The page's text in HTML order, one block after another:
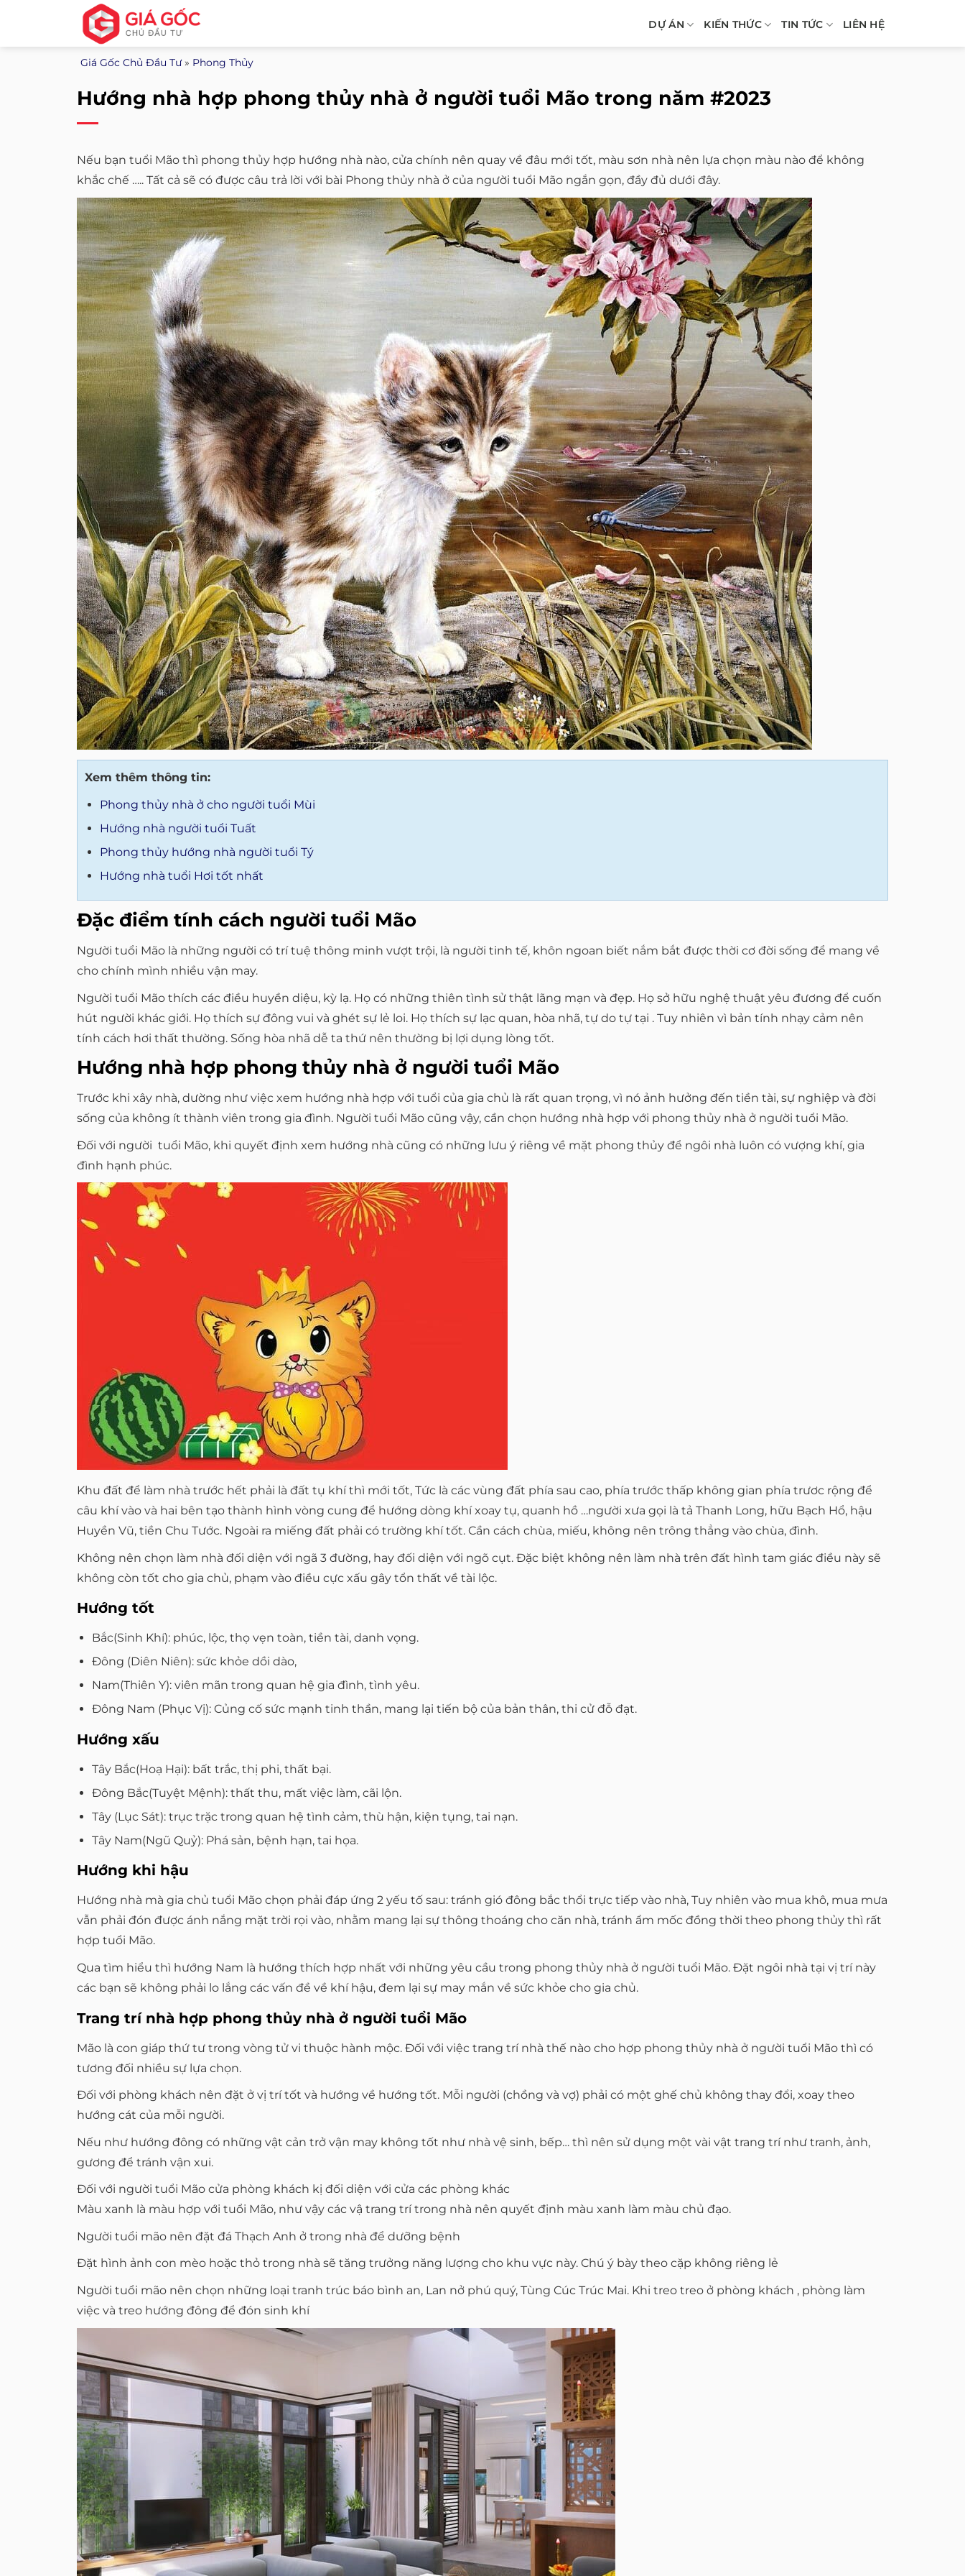
nội
DỰ ÁN KIẾN THỨC TIN TỨC LIÊN HỆ
Giá Gốc Chủ Đầu Tư» Phong Thủy
Hướng nhà hợp phong thủy nhà ở người tuổi Mão trong năm #2023
Nếu bạn tuổi Mão thì phong thủy hợp hướng nhà nào, cửa chính nên quay về đâu mới tốt, màu sơn nhà nên lựa chọn màu nào để không
khắc chế ….. Tất cả sẽ có được câu trả lời với bài Phong thủy nhà ở của người tuổi Mão ngắn gọn, đầy đủ dưới đây.
Xem thêm thông tin:
Phong thủy nhà ở cho người tuổi Mùi
Hướng nhà người tuổi Tuất
Phong thủy hướng nhà người tuổi Tý
Hướng nhà tuổi Hơi tốt nhất
Đặc điểm tính cách người tuổi Mão
Người tuổi Mão là những người có trí tuệ thông minh vượt trội, là người tinh tế, khôn ngoan biết nắm bắt được thời cơ đời sống để mang về
cho chính mình nhiều vận may.
Người tuổi Mão thích các điều huyền diệu, kỳ lạ. Họ có những thiên tình sử thật lãng mạn và đẹp. Họ sở hữu nghệ thuật yêu đương để cuốn
hút người khác giới. Họ thích sự đông vui và ghét sự lẻ loi. Họ thích sự lạc quan, hòa nhã, tự do tự tại . Tuy nhiên vì bản tính nhạy cảm nên
tính cách hơi thất thường. Sống hòa nhã dễ ta thứ nên thường bị lợi dụng lòng tốt.
Hướng nhà hợp phong thủy nhà ở người tuổi Mão
Trước khi xây nhà, dường như việc xem hướng nhà hợp với tuổi của gia chủ là rất quan trọng, vì nó ảnh hưởng đến tiền tài, sự nghiệp và đời
sống của không ít thành viên trong gia đình. Người tuổi Mão cũng vậy, cần chọn hướng nhà hợp với phong thủy nhà ở người tuổi Mão.
Đối với người tuổi Mão, khi quyết định xem hướng nhà cũng có những lưu ý riêng về mặt phong thủy để ngôi nhà luôn có vượng khí, gia
đình hạnh phúc.
Khu đất để làm nhà trước hết phải là đất tụ khí thì mới tốt, Tức là các vùng đất phía sau cao, phía trước thấp không gian phía trươc rộng để
câu khí vào và hai bên tạo thành hình vòng cung để hướng dòng khí xoay tụ, quanh hồ …người xưa gọi là tả Thanh Long, hữu Bạch Hổ, hậu
Huyền Vũ, tiền Chu Tước. Ngoài ra miếng đất phải có trường khí tốt. Cần cách chùa, miếu, không nên trông thẳng vào chùa, đình.
Không nên chọn làm nhà đối diện với ngã 3 đường, hay đối diện với ngõ cụt. Đặc biệt không nên làm nhà trên đất hình tam giác điều này sẽ
không còn tốt cho gia chủ, phạm vào điều cực xấu gây tổn thất về tài lộc.
Hướng tốt
Bắc(Sinh Khí): phúc, lộc, thọ vẹn toàn, tiền tài, danh vọng.
Đông (Diên Niên): sức khỏe dồi dào,
Nam(Thiên Y): viên mãn trong quan hệ gia đình, tình yêu.
Đông Nam (Phục Vị): Củng cố sức mạnh tinh thần, mang lại tiến bộ của bản thân, thi cử đỗ đạt.
Hướng xấu
Tây Bắc(Hoạ Hại): bất trắc, thị phi, thất bại.
Đông Bắc(Tuyệt Mệnh): thất thu, mất việc làm, cãi lộn.
Tây (Lục Sát): trục trặc trong quan hệ tình cảm, thù hận, kiện tụng, tai nạn.
Tây Nam(Ngũ Quỷ): Phá sản, bệnh hạn, tai họa.
Hướng khi hậu
Hướng nhà mà gia chủ tuổi Mão chọn phải đáp ứng 2 yếu tố sau: tránh gió đông bắc thổi trực tiếp vào nhà, Tuy nhiên vào mua khô, mua mưa
vẫn phải đón được ánh nắng mặt trời rọi vào, nhằm mang lại sự thông thoáng cho căn nhà, tránh ẩm mốc đồng thời theo phong thủy thì rất
hợp tuổi Mão.
Qua tìm hiểu thì hướng Nam là hướng thích hợp nhất với những yêu cầu trong phong thủy nhà ở người tuổi Mão. Đặt ngôi nhà tại vị trí này
các bạn sẽ không phải lo lắng các vấn đề về khí hậu, đem lại sự may mắn về sức khỏe cho gia chủ.
Trang trí nhà hợp phong thủy nhà ở người tuổi Mão
Mão là con giáp thứ tư trong vòng tử vi thuộc hành mộc. Đối với việc trang trí nhà thế nào cho hợp phong thủy nhà ở người tuổi Mão thì có
tương đối nhiều sự lựa chọn.
Đối với phòng khách nên đặt ở vị trí tốt và hướng về hướng tốt. Mỗi người (chồng và vợ) phải có một ghế chủ không thay đổi, xoay theo
hướng cát của mỗi người.
Nếu như hướng đông có những vật cản trở vận may không tốt như nhà vệ sinh, bếp… thì nên sử dụng một vài vật trang trí như tranh, ảnh,
gương để tránh vận xui.
Đối với người tuổi Mão cửa phòng khách kị đối diện với cửa các phòng khác
Màu xanh là màu hợp với tuổi Mão, như vậy các vậ trang trí trong nhà nên quyết định màu xanh làm màu chủ đạo.
Người tuổi mão nên đặt đá Thạch Anh ở trong nhà để dưỡng bệnh
Đặt hình ảnh con mèo hoặc thỏ trong nhà sẽ tăng trưởng năng lượng cho khu vực này. Chú ý bày theo cặp không riêng lẻ
Người tuổi mão nên chọn những loại tranh trúc báo bình an, Lan nở phú quý, Tùng Cúc Trúc Mai. Khi treo treo ở phòng khách , phòng làm
việc và treo hướng đông để đón sinh khí